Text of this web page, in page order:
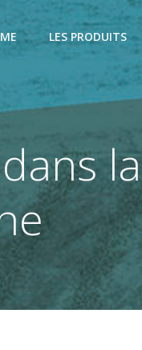
LES PRODUITS
la